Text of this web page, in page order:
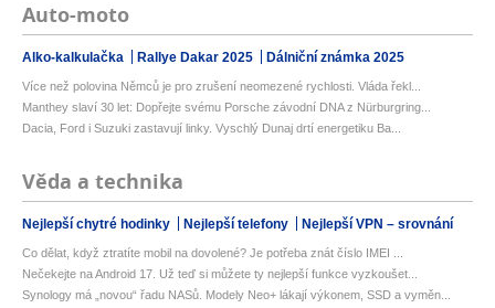
Auto-moto
Alko-kalkulačka Rallye Dakar 2025 Dálniční známka 2025
Více než polovina Němců je pro zrušení neomezené rychlosti. Vláda řekl...
Manthey slaví 30 let: Dopřejte svému Porsche závodní DNA z Nürburgring...
Dacia, Ford i Suzuki zastavují linky. Vyschlý Dunaj drtí energetiku Ba...
Věda a technika
Nejlepší chytré hodinky Nejlepší telefony Nejlepší VPN – srovnání
Co dělat, když ztratíte mobil na dovolené? Je potřeba znát číslo IMEI ...
Nečekejte na Android 17. Už teď si můžete ty nejlepší funkce vyzkoušet...
Synology má „novou“ řadu NASů. Modely Neo+ lákají výkonem, SSD a vyměn...